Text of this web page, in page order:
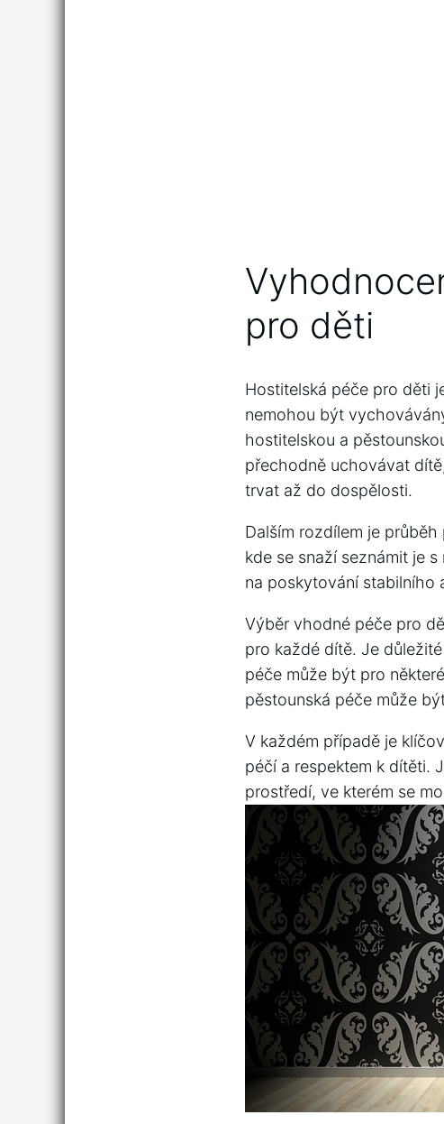
pro děti
Hostitelská péče pro děti
nemohou být
hostitelskou a
přechodně uchovávat
trvat až do dospělosti.
Dalším rozdílem‌ je
kde se ⁣snaží seznámit je‌
‌na poskytování stabilního
Výběr vhodné péče pro
pro každé dítě. Je
péče může být pro
pěstounská péče může
V každém případě je
péčí a ⁣respektem k dítěti.
⁣prostředí, ve kterém se